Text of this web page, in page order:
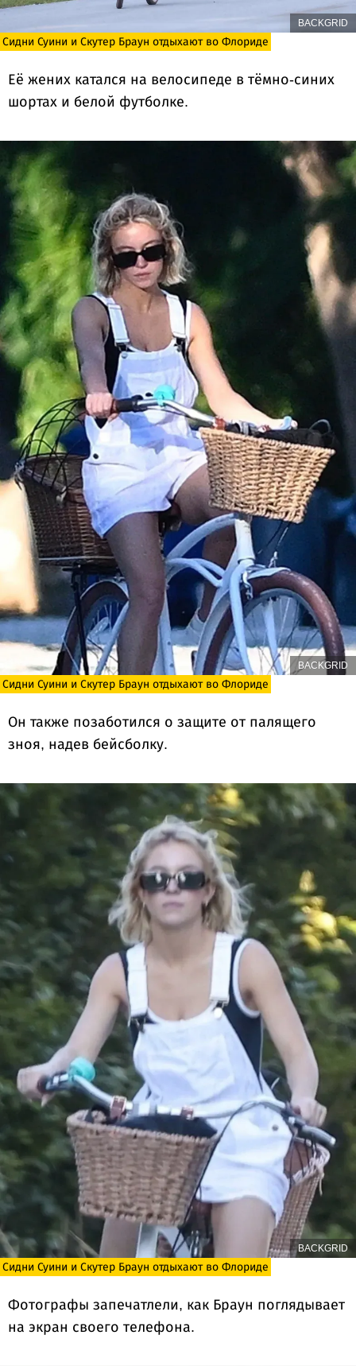
BACKGRID
Сидни Суини и Скутер Браун отдыхают во Флориде
Её жених катался на велосипеде в тёмно-синих
шортах и ​​белой футболке.
BACKGRID
Сидни Суини и Скутер Браун отдыхают во Флориде
Он также позаботился о защите от палящего
зноя, надев бейсболку.
BACKGRID
Сидни Суини и Скутер Браун отдыхают во Флориде
Фотографы запечатлели, как Браун поглядывает
на экран своего телефона.